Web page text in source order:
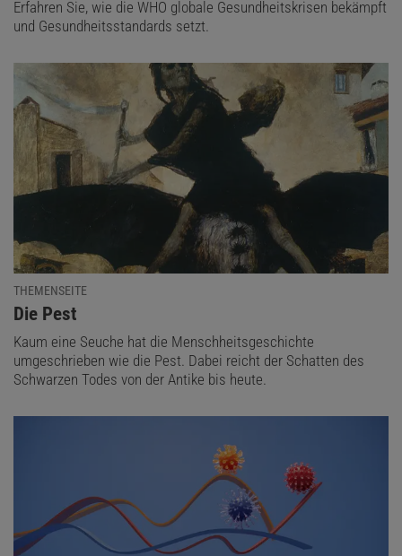
Erfahren Sie, wie die WHO globale Gesundheitskrisen bekämpft
und Gesundheitsstandards setzt.
THEMENSEITE
:Die Pest
Kaum eine Seuche hat die Menschheitsgeschichte
umgeschrieben wie die Pest. Dabei reicht der Schatten des
Schwarzen Todes von der Antike bis heute.